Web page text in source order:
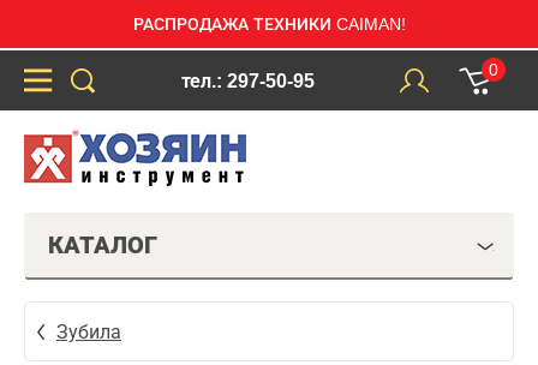
РАСПРОДАЖА ТЕХНИКИ CAIMAN!
тел.: 297-50-95
0
КАТАЛОГ
Зубила